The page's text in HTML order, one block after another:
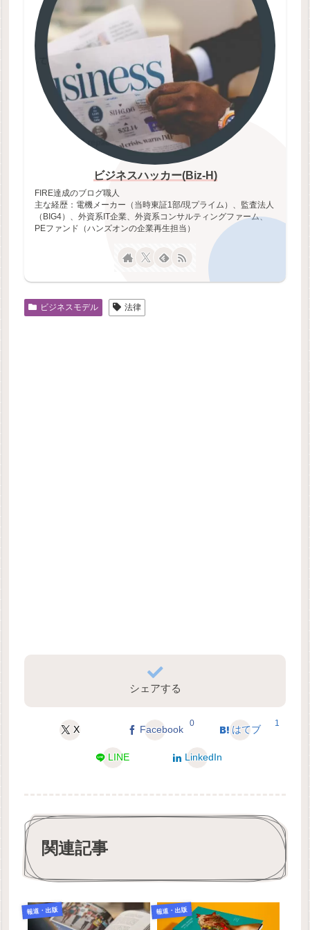
ビジネスハッカー(Biz-H)
FIRE達成のブログ職人
主な経歴：電機メーカー（当時東証1部/現プライム）、監査法人
（BIG4）、外資系IT企業、外資系コンサルティングファーム、
PEファンド（ハンズオンの企業再生担当）
ビジネスモデル 法律
シェアする
X Facebook
0
はてブ
1
LINE LinkedIn
関連記事
報道・出版 報道・出版